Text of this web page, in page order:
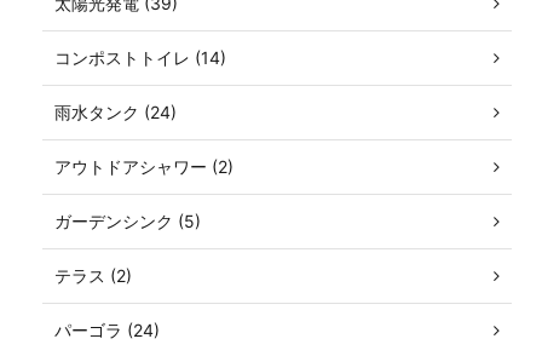
コンポストトイレ (14)
雨水タンク (24)
アウトドアシャワー (2)
ガーデンシンク (5)
テラス (2)
パーゴラ (24)